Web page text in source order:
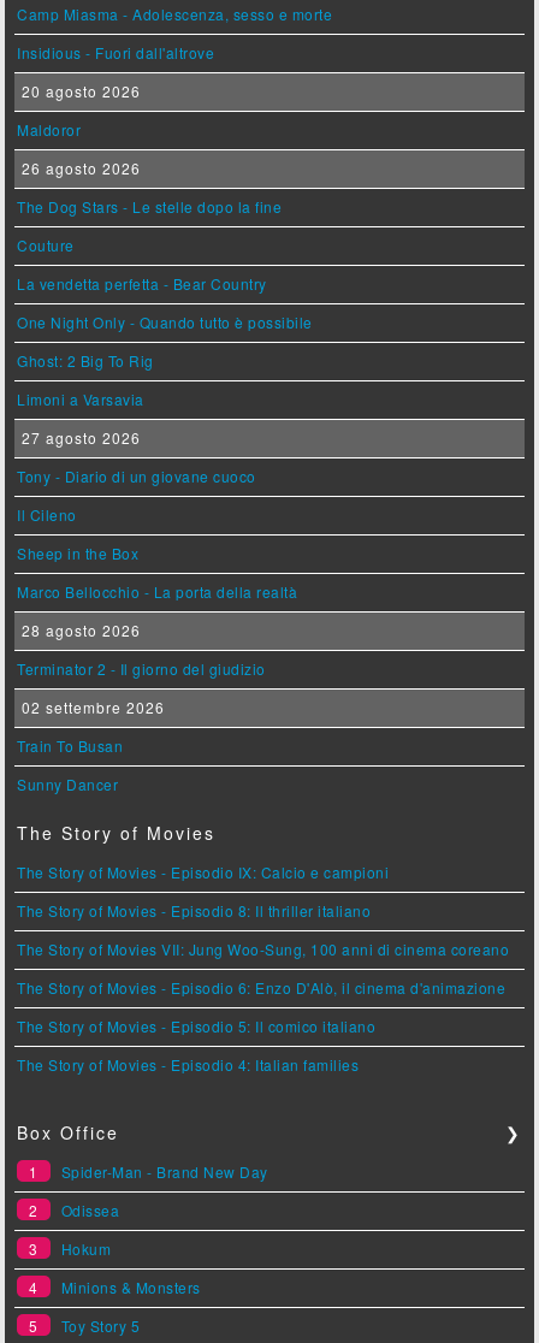
Camp Miasma - Adolescenza, sesso e morte
Insidious - Fuori dall'altrove
20 agosto 2026
Maldoror
26 agosto 2026
The Dog Stars - Le stelle dopo la fine
Couture
La vendetta perfetta - Bear Country
One Night Only - Quando tutto è possibile
Ghost: 2 Big To Rig
Limoni a Varsavia
27 agosto 2026
Tony - Diario di un giovane cuoco
Il Cileno
Sheep in the Box
Marco Bellocchio - La porta della realtà
28 agosto 2026
Terminator 2 - Il giorno del giudizio
02 settembre 2026
Train To Busan
Sunny Dancer
The Story of Movies
The Story of Movies - Episodio IX: Calcio e campioni
The Story of Movies - Episodio 8: Il thriller italiano
The Story of Movies VII: Jung Woo-Sung, 100 anni di cinema coreano
The Story of Movies - Episodio 6: Enzo D'Alò, il cinema d'animazione
The Story of Movies - Episodio 5: Il comico italiano
The Story of Movies - Episodio 4: Italian families
Box Office ❯
1
Spider-Man - Brand New Day
2
Odissea
3
Hokum
4
Minions & Monsters
5
Toy Story 5